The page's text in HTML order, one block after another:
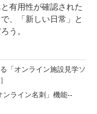
有用性が確認された
、「新しい日常」と
う。
「オンライン施設見学ソ
］
ンライン名刺」機能--